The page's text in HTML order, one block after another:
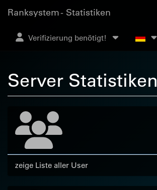
Ranksystem - Statistiken
Verifizierung benötigt!
Server Statistiken
zeige Liste aller User